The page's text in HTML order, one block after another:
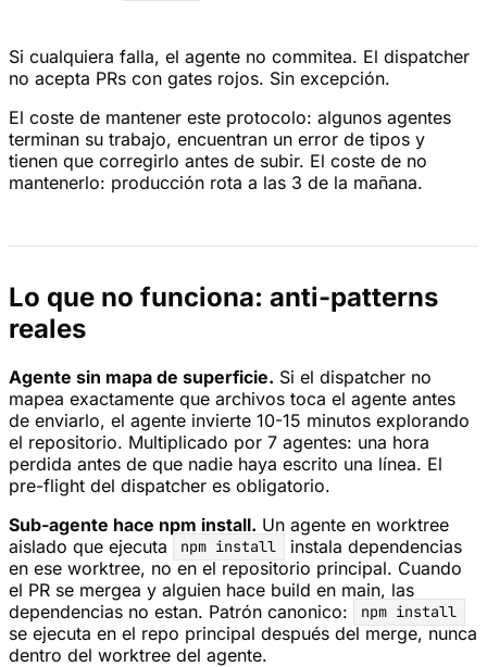
Si cualquiera falla, el agente no commitea. El dispatcher
no acepta PRs con gates rojos. Sin excepción.
El coste de mantener este protocolo: algunos agentes
terminan su trabajo, encuentran un error de tipos y
tienen que corregirlo antes de subir. El coste de no
mantenerlo: producción rota a las 3 de la mañana.
Lo que no funciona: anti-patterns
reales
Agente sin mapa de superficie. Si el dispatcher no
mapea exactamente que archivos toca el agente antes
de enviarlo, el agente invierte 10-15 minutos explorando
el repositorio. Multiplicado por 7 agentes: una hora
perdida antes de que nadie haya escrito una línea. El
pre-flight del dispatcher es obligatorio.
Sub-agente hace npm install. Un agente en worktree
aislado que ejecuta
npm install
instala dependencias
en ese worktree, no en el repositorio principal. Cuando
el PR se mergea y alguien hace build en main, las
dependencias no estan. Patrón canonico:
npm install
se ejecuta en el repo principal después del merge, nunca
dentro del worktree del agente.